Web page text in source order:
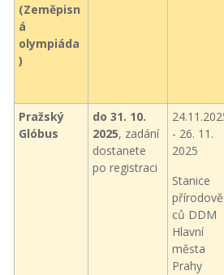
(Zeměpisn
á
olympiáda
)
Pražský
Glóbus
do 31. 10.
2025, zadání
dostanete
po registraci
- 26. 11.
2025
Stanice
ců DDM
Hlavní
města
Prahy